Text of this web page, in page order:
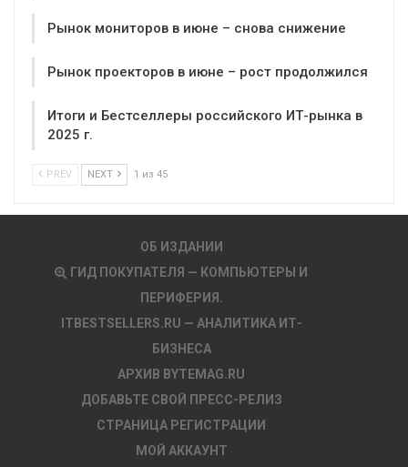
Рынок мониторов в июне – снова снижение
Рынок проекторов в июне – рост продолжился
Итоги и Бестселлеры российского ИТ-рынка в
2025 г.
PREV NEXT 1 из 45
ОБ ИЗДАНИИ
ГИД ПОКУПАТЕЛЯ — КОМПЬЮТЕРЫ И
ПЕРИФЕРИЯ.
ITBESTSELLERS.RU — АНАЛИТИКА ИТ-
БИЗНЕСА
АРХИВ BYTEMAG.RU
ДОБАВЬТЕ СВОЙ ПРЕСС-РЕЛИЗ
СТРАНИЦА РЕГИСТРАЦИИ
МОЙ АККАУНТ